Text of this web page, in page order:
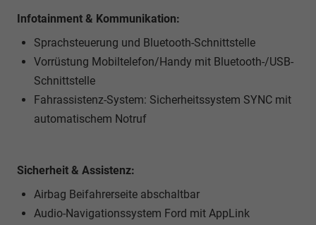
Infotainment & Kommunikation:
Sprachsteuerung und Bluetooth-Schnittstelle
Vorrüstung Mobiltelefon/Handy mit Bluetooth-/USB-
Schnittstelle
Fahrassistenz-System: Sicherheitssystem SYNC mit
automatischem Notruf
Sicherheit & Assistenz:
Airbag Beifahrerseite abschaltbar
Audio-Navigationssystem Ford mit AppLink